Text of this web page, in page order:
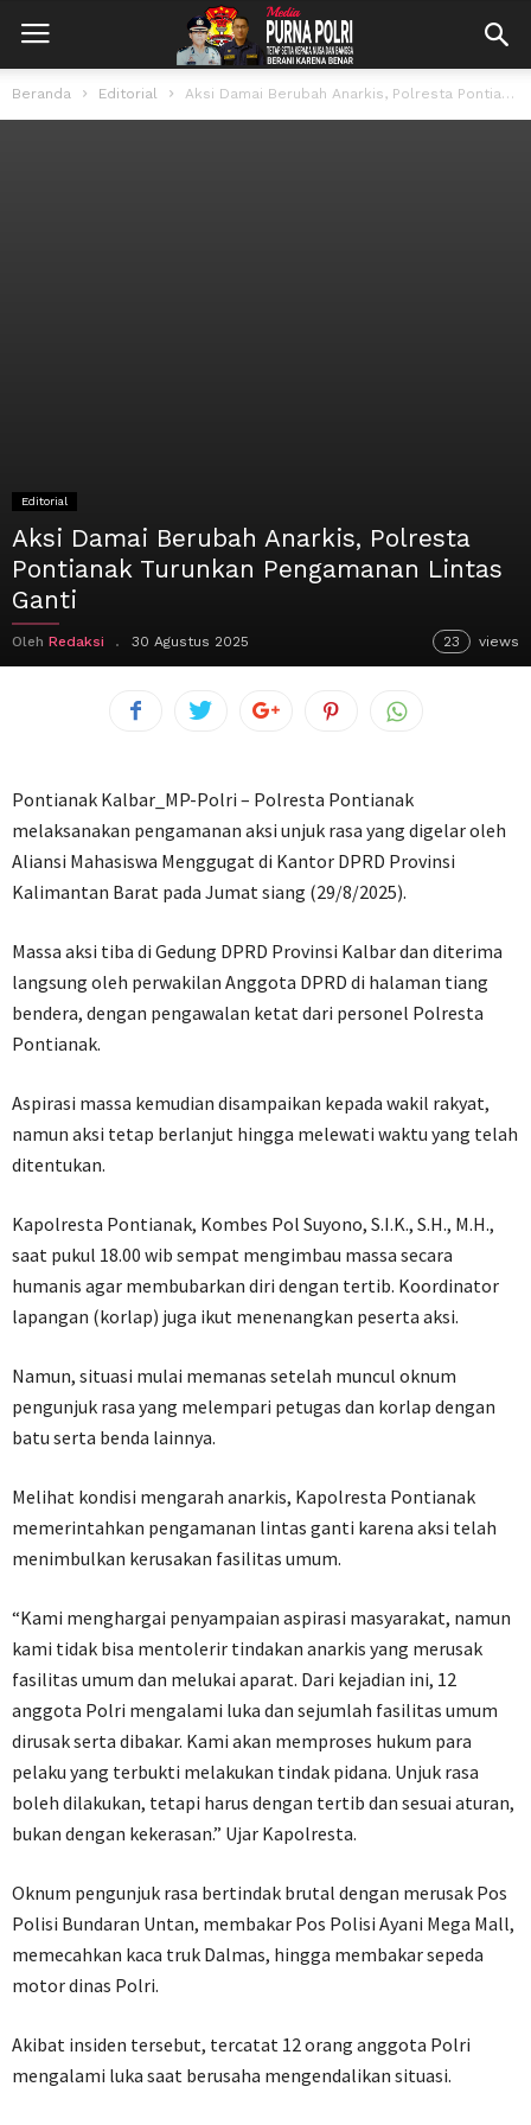
Beranda Editorial Aksi Damai Berubah Anarkis, Polresta Pontianak Turunkan Pengamanan Lintas Ganti
Editorial
Aksi Damai Berubah Anarkis, Polresta
Pontianak Turunkan Pengamanan Lintas
Ganti
Oleh Redaksi 30 Agustus 2025 23 views
Pontianak Kalbar_MP-Polri – Polresta Pontianak
melaksanakan pengamanan aksi unjuk rasa yang digelar oleh
Aliansi Mahasiswa Menggugat di Kantor DPRD Provinsi
Kalimantan Barat pada Jumat siang (29/8/2025).
Massa aksi tiba di Gedung DPRD Provinsi Kalbar dan diterima
langsung oleh perwakilan Anggota DPRD di halaman tiang
bendera, dengan pengawalan ketat dari personel Polresta
Pontianak.
Aspirasi massa kemudian disampaikan kepada wakil rakyat,
namun aksi tetap berlanjut hingga melewati waktu yang telah
ditentukan.
Kapolresta Pontianak, Kombes Pol Suyono, S.I.K., S.H., M.H.,
saat pukul 18.00 wib sempat mengimbau massa secara
humanis agar membubarkan diri dengan tertib. Koordinator
lapangan (korlap) juga ikut menenangkan peserta aksi.
Namun, situasi mulai memanas setelah muncul oknum
pengunjuk rasa yang melempari petugas dan korlap dengan
batu serta benda lainnya.
Melihat kondisi mengarah anarkis, Kapolresta Pontianak
memerintahkan pengamanan lintas ganti karena aksi telah
menimbulkan kerusakan fasilitas umum.
“Kami menghargai penyampaian aspirasi masyarakat, namun
kami tidak bisa mentolerir tindakan anarkis yang merusak
fasilitas umum dan melukai aparat. Dari kejadian ini, 12
anggota Polri mengalami luka dan sejumlah fasilitas umum
dirusak serta dibakar. Kami akan memproses hukum para
pelaku yang terbukti melakukan tindak pidana. Unjuk rasa
boleh dilakukan, tetapi harus dengan tertib dan sesuai aturan,
bukan dengan kekerasan.” Ujar Kapolresta.
Oknum pengunjuk rasa bertindak brutal dengan merusak Pos
Polisi Bundaran Untan, membakar Pos Polisi Ayani Mega Mall,
memecahkan kaca truk Dalmas, hingga membakar sepeda
motor dinas Polri.
Akibat insiden tersebut, tercatat 12 orang anggota Polri
mengalami luka saat berusaha mengendalikan situasi.